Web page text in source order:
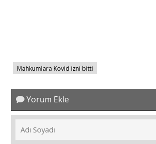
Mahkumlara Kovid izni bitti
Yorum Ekle